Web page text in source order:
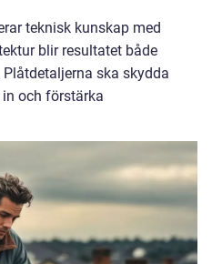
teknisk kunskap med
blir resultatet både
ska skydda
och förstärka